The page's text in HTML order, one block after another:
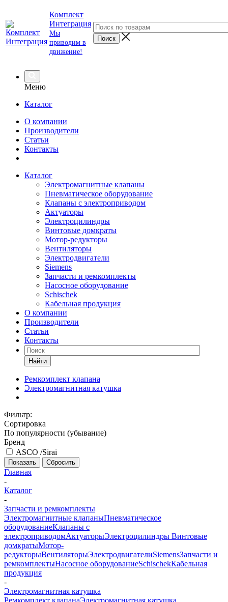
Комплект
Интеграция
Мы
приводим в
движение!
Меню
Каталог
О компании
Производители
Статьи
Контакты
Каталог
Электромагнитные клапаны
Пневматическое оборудование
Клапаны с электроприводом
Актуаторы
Электроцилиндры
Винтовые домкраты
Мотор-редукторы
Вентиляторы
Электродвигатели
Siemens
Запчасти и ремкомплекты
Насосное оборудование
Schischek
Кабельная продукция
О компании
Производители
Статьи
Контакты
Найти
Ремкомплект клапана
Электромагнитная катушка
Фильтр:
Сортировка
По популярности (убывание)
Бренд
ASCO /Sirai
Показать Сбросить
Главная
-
Каталог
-
Запчасти и ремкомплекты
Электромагнитные клапаныПневматическое
оборудованиеКлапаны с
электроприводомАктуаторыЭлектроцилиндры Винтовые
домкратыМотор-
редукторыВентиляторыЭлектродвигателиSiemensЗапчасти и
ремкомплектыНасосное оборудованиеSchischekКабельная
продукция
-
Электромагнитная катушка
Ремкомплект клапанаЭлектромагнитная катушка